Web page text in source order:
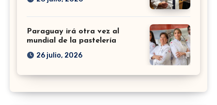
Paraguay irá otra vez al
mundial de la pastelería
26 julio, 2026